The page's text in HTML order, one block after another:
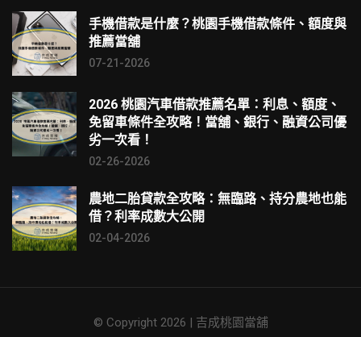
手機借款是什麼？桃園手機借款條件、額度與
推薦當舖
07-21-2026
2026 桃園汽車借款推薦名單：利息、額度、
免留車條件全攻略！當舖、銀行、融資公司優
劣一次看！
02-26-2026
農地二胎貸款全攻略：無臨路、持分農地也能
借？利率成數大公開
02-04-2026
© Copyright 2026 | 吉成桃園當舖